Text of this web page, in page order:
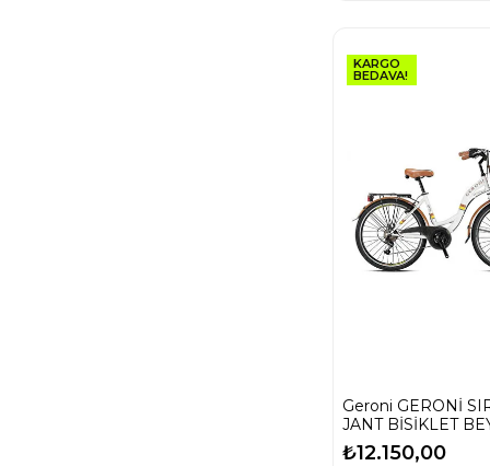
KARGO
BEDAVA!
Geroni GERONİ
JANT BİSİKLET
₺12.150,00